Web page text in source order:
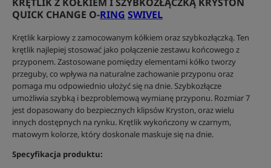
KRĘTLIK Z KÓŁKIEM I SZYBKOZŁĄCZKĄ KRYSTON
QUICK CHANGE O-RING SWIVEL
Krętlik karpiowy z zamocowanym kółkiem oraz szybkozłączką. Ten
krętlik najlepiej stosować jako połączenie zestawu końcowego z
przyponem. Zastosowane pomiędzy elementami kółko tworzy
przeguby, co wpływa na naturalne zachowanie przyponu oraz
pomaga mu odpowiednio ułożyć się na dnie. Szybkozłącze
umożliwia szybką i bezproblemową wymianę przyponu. Rozmiar 7
jest dopasowany do bezpiecznych klipsów Kryston, oraz wielu
innych dostępnych na rynku. Krętlik wykończony w czarnym,
matowym kolorze, który doskonale maskuje się na dnie.
Specyfikacja produktu: